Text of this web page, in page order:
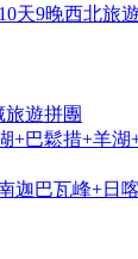
天9晚西北旅
遊拼團
+巴鬆措+羊湖
巴瓦峰+日